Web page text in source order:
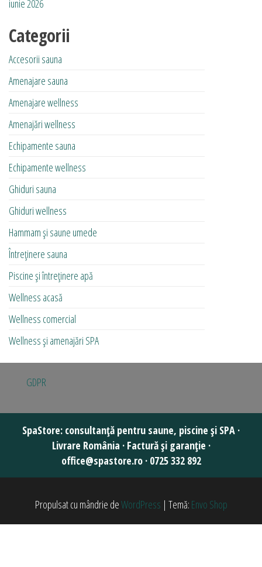
iunie 2026
Categorii
Accesorii sauna
Amenajare sauna
Amenajare wellness
Amenajări wellness
Echipamente sauna
Echipamente wellness
Ghiduri sauna
Ghiduri wellness
Hammam și saune umede
Întreținere sauna
Piscine și întreținere apă
Wellness acasă
Wellness comercial
Wellness și amenajări SPA
GDPR
Propulsat cu mândrie deWordPress | Temă: Envo Shop